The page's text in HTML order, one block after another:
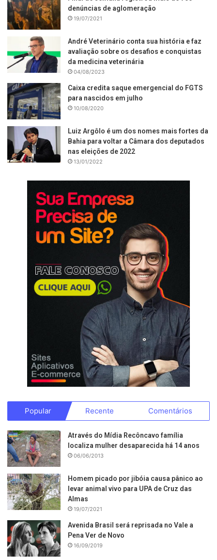
denúncias de aglomeração
19/07/2021
André Veterinário conta sua história e faz
avaliação sobre os desafios e conquistas
da medicina veterinária
04/08/2023
Caixa credita saque emergencial do FGTS
para nascidos em julho
10/08/2020
Luiz Argôlo é um dos nomes mais fortes da
Bahia para voltar a Câmara dos deputados
nas eleições de 2022
13/01/2022
Popular Recente Comentários
Através do Mídia Recôncavo família
localiza mulher desaparecida há 14 anos
06/06/2013
Homem picado por jibóia causa pânico ao
levar animal vivo para UPA de Cruz das
Almas
19/07/2021
Avenida Brasil será reprisada no Vale a
Pena Ver de Novo
16/09/2019